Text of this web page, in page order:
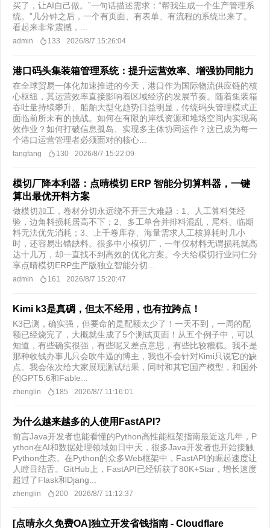
买了，让AI自己做。”一句话描述需求：“帮我生成一个生产管理系
统。”几分钟之后，一个有页面、有表单、有流程的系统出来了。
看起来非常震撼，...
admin 133 2026/8/7 15:26:04
港口码头集装箱管理系统：提升运营效率、增强协同能力
在全球贸易一体化加速推进的今天，港口作为国际物流供应链的核
心枢纽，其运营效率直接影响着区域经济的发展节奏。随着集装箱
吞吐量持续攀升、船舶大型化趋势日益明显，传统码头管理模式正
面临前所未有的挑战。如何在有限的岸线资源和堆场空间内实现高
效作业？如何打破信息孤岛、实现多主体协同运作？这已成为每一
个港口运营管理者必须面对的核心...
fangfang 130 2026/8/7 15:22:09
模切厂降本利器：点晴模切 ERP 智能分切算料器，一键
算出最优开料方案
做模切加工，卷材分切永远绕不开三大难题：1、人工算料凭经
验，边角料损耗居高不下；2、多工单合并排料混乱，尾料、临期
料无法优先消耗；3、上千卷库存、海量需求人工核算耗时几小
时，还容易出错缺料。很多中小模切厂，一年仅材料无谓损耗就高
达十几万，却一直找不到高效的优化方案。今天给模切行业同仁分
享点晴模切ERP生产版独立智能分切...
admin 161 2026/8/7 15:20:47
Kimi k3是真碉，但太不经用，也有拉跨点！
K3已测，确实强，但要命的是配额太少了！一天不到，一周的配
额已经烧完了，大概就生成了5个测试页面！从五个例子中，可以
知道，有些确实很强，有些呢又差点意思，有些比较糟糕。我不是
那种收钱办事儿只会吹牛逼的博主，我也不会针对Kimi只说它的缺
点。我会依次给大家展现测试结果，同时和其它国产模型，和国外
的GPT5.6和Fable...
zhenglin 185 2026/8/7 11:16:01
为什么越来越多的人使用FastAPI?
前言Java开发者也能看懂的Python高性能框架指南最近这几年，P
ython在AI和数据处理领域如日中天，很多Java开发者也开始接触
Python生态。在Python的众多Web框架中，FastAPI的崛起速度让
人瞠目结舌。GitHub上，FastAPI已经斩获了80K+Star，增长速度
超过了Flask和Djang...
zhenglin 200 2026/8/7 11:12:37
[点晴永久免费OA]独立开发省钱指南 - Cloudflare